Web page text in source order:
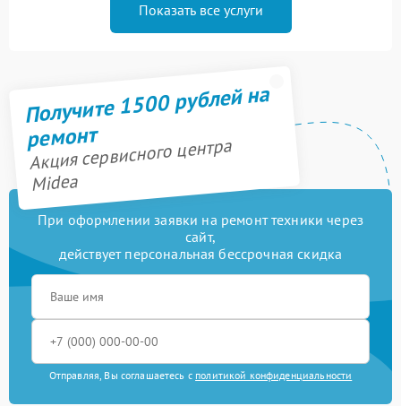
Показать все услуги
Получите 1500 рублей на
ремонт
Акция сервисного центра
Midea
При оформлении заявки на ремонт техники через
сайт,
действует персональная бессрочная скидка
Отправляя, Вы соглашаетесь с политикой конфиденциальности